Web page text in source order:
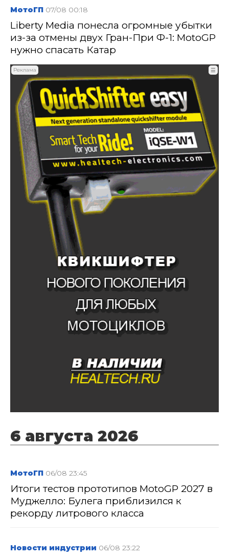
МотоГП 07/08 00:18
Liberty Media понесла огромные убытки
из-за отмены двух Гран-При Ф-1: MotoGP
нужно спасать Катар
Реклама ☰
6 августа 2026
МотоГП 06/08 23:45
Итоги тестов прототипов MotoGP 2027 в
Муджелло: Булега приблизился к
рекорду литрового класса
Новости индустрии 06/08 23:22